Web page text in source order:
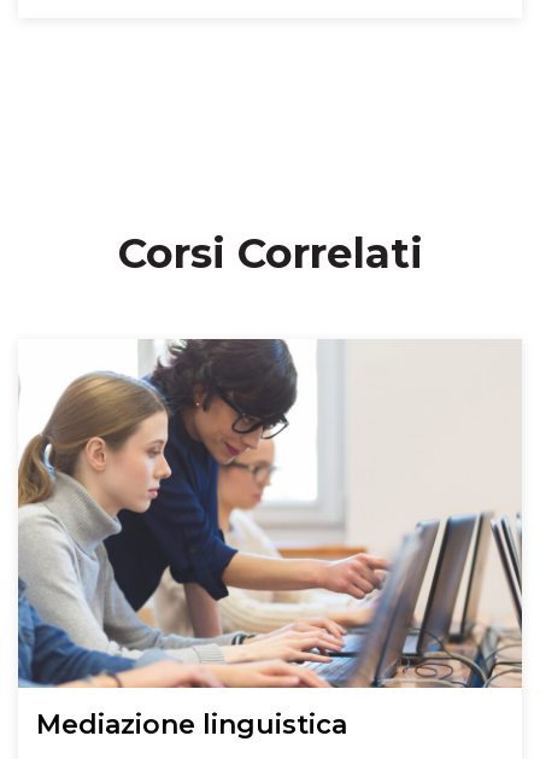
Corsi Correlati
Mediazione linguistica